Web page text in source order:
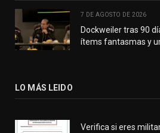
7 DE AGOSTO DE 2026
Dockweiler tras 90
ítems fantasmas y
LO MÁS LEIDO
Verifica si eres